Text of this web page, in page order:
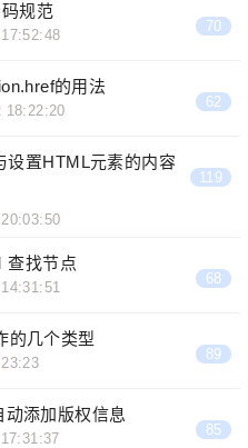
规范
70
的用法
18:22:20
62
设置HTML元素的内容
119
查找节点
68
的几个类型
89
添加版权信息
85